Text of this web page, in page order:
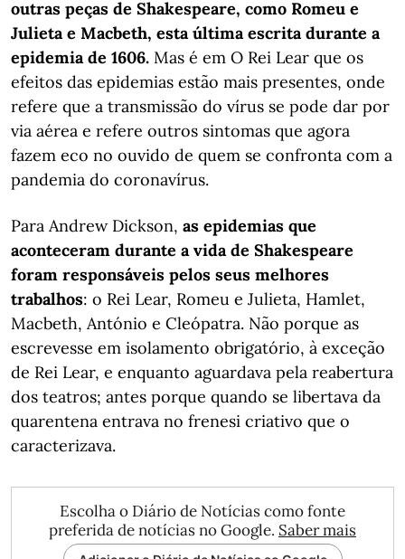
outras peças de Shakespeare, como Romeu e
Julieta e Macbeth, esta última escrita durante a
epidemia de 1606. Mas é em O Rei Lear que os
efeitos das epidemias estão mais presentes, onde
refere que a transmissão do vírus se pode dar por
via aérea e refere outros sintomas que agora
fazem eco no ouvido de quem se confronta com a
pandemia do coronavírus.
Para Andrew Dickson, as epidemias que
aconteceram durante a vida de Shakespeare
foram responsáveis pelos seus melhores
trabalhos: o Rei Lear, Romeu e Julieta, Hamlet,
Macbeth, António e Cleópatra. Não porque as
escrevesse em isolamento obrigatório, à exceção
de Rei Lear, e enquanto aguardava pela reabertura
dos teatros; antes porque quando se libertava da
quarentena entrava no frenesi criativo que o
caracterizava.
Escolha o Diário de Notícias como fonte
preferida de notícias no Google. Saber mais